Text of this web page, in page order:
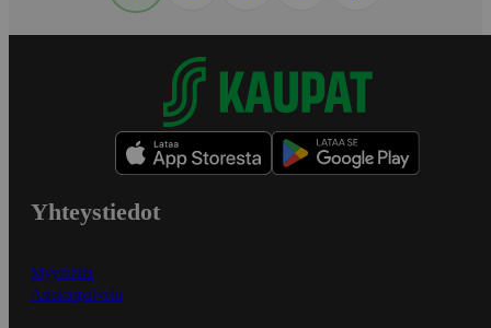
Yhteystiedot
Myymälät
Asiakaspalvelu